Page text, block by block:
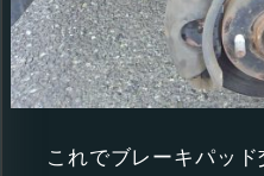
これでブレーキパッ